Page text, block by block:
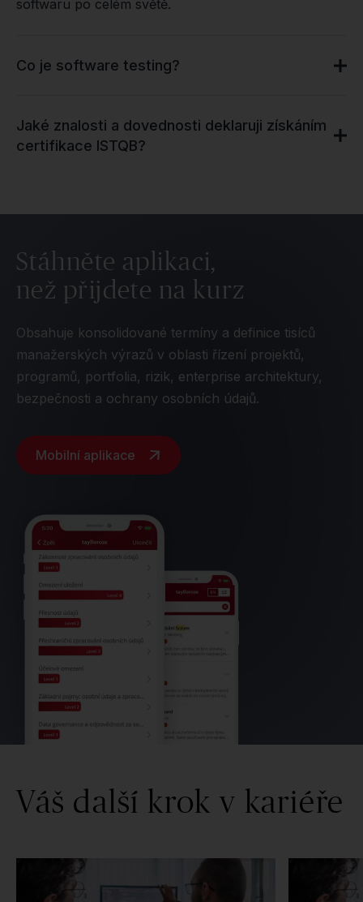
softwaru po celém světě.
Co je software testing?
Jaké znalosti a dovednosti deklaruji získáním
certifikace ISTQB?
Stáhněte aplikaci,
než přijdete na kurz
Obsahuje konsolidované termíny a definice tisíců
manažerských výrazů v oblasti řízení projektů,
programů, portfolia, rizik, enterprise architektury,
bezpečnosti a ochrany osobních údajů.
Mobilní aplikace
Váš další krok v kariéře